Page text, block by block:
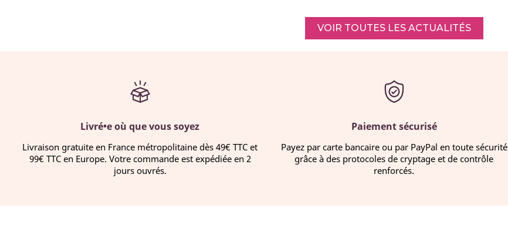
VOIR TOUTES LES ACTUALITÉS
Livré•e où que vous soyez
Livraison gratuite en France métropolitaine dès 49€ TTC et
99€ TTC en Europe. Votre commande est expédiée en 2
jours ouvrés.
Paiement sécurisé
Payez par carte bancaire ou par PayPal en toute sécurité
grâce à des protocoles de cryptage et de contrôle
renforcés.